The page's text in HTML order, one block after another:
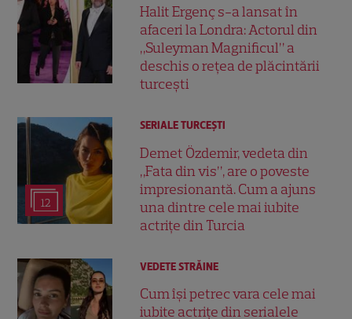
Halit Ergenç s-a lansat în
afaceri la Londra: Actorul din
„Suleyman Magnificul” a
deschis o rețea de plăcintării
turcești
12
SERIALE TURCEŞTI
Demet Özdemir, vedeta din
„Fata din vis”, are o poveste
impresionantă. Cum a ajuns
una dintre cele mai iubite
actrițe din Turcia
VEDETE STRĂINE
Cum își petrec vara cele mai
iubite actrițe din serialele